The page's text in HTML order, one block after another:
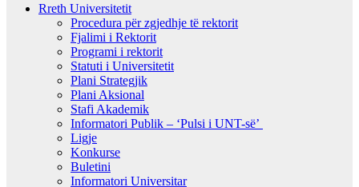
Rreth Universitetit
Procedura për zgjedhje të rektorit
Fjalimi i Rektorit
Programi i rektorit
Statuti i Universitetit
Plani Strategjik
Plani Aksional
Stafi Akademik
Informatori Publik – ‘Pulsi i UNT-së’
Ligje
Konkurse
Buletini
Informatori Universitar